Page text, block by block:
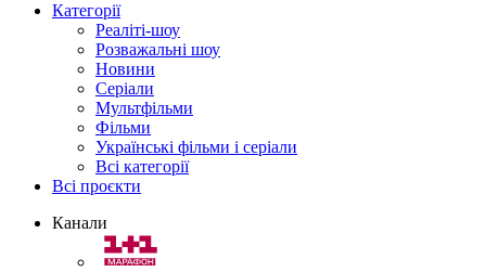
Категорії
Реаліті-шоу
Розважальні шоу
Новини
Серіали
Мультфільми
Фільми
Українські фільми і серіали
Всі категорії
Всі проєкти
Канали